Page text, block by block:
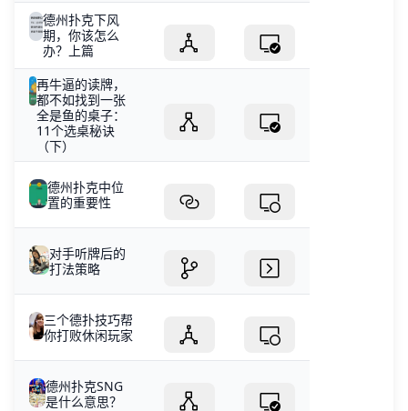
德州扑克下风
期，你该怎么
办？上篇
再牛逼的读牌，
都不如找到一张
全是鱼的桌子：
11个选桌秘诀
（下）
德州扑克中位
置的重要性
对手听牌后的
打法策略
三个德扑技巧帮
你打败休闲玩家
德州扑克SNG
是什么意思？